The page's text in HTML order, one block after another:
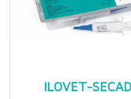
ILOVET-